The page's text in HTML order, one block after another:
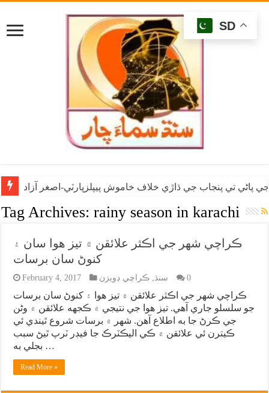
پاڻي تي پنجاب جي ڌاڙي خلاف خاموش پيپلزپارٽي-اصغر آزاد
Tag Archives:rainy season in karachi
ڪراچي شهر جي اڪثر علائقن ۾ تيز هوا سان ۽
کنوڻ سان برسات
February 4, 2017 سنڌ, ڪراچي ڊويزن 0
ڪراچي شهر جي اڪثر علائقن ۾ تيز هوا ۽ کنوڻ سان برسات
جو سلسلو جاري آهي. تيز هوا جي نتيجي ۾ ڪجهه علائقن ۾ وڻن
جي ڪرڻ جا به اطلاع آهن. شهر ۾ برسات شروع ٿيندي ئي
ڪيترن ئي علائقن ۾ ڪي اليڪٽرڪ جا فيڊر ٽرپ ٿيڻ سبب
بجلي به …
Read More »
SD